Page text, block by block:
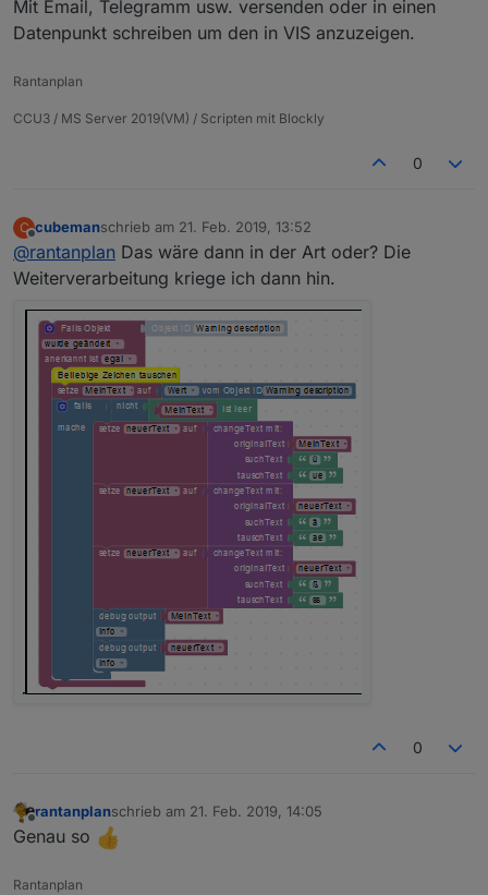
Mit Email, Telegramm usw. versenden oder in einen
Datenpunkt schreiben um den in VIS anzuzeigen.
Rantanplan
CCU3 / MS Server 2019(VM) / Scripten mit Blockly
0
C
Offline
cubemanschrieb am 21. Feb. 2019, 13:52
zuletzt editiert von
@rantanplan Das wäre dann in der Art oder? Die
Weiterverarbeitung kriege ich dann hin.
0
rantanplanschrieb am 21. Feb. 2019, 14:05
zuletzt editiert von
Genau so
Rantanplan